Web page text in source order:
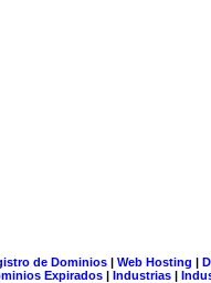
de Dominios| Web Hosting |
Expirados | Industrias |